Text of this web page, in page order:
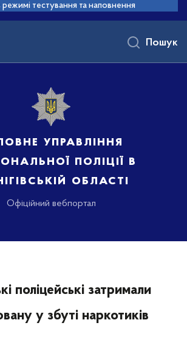
режимі тестування та наповнення
управління
поліції в
області
Офіційний вебпортал
Пошук
поліцейські затримали
у збуті наркотиків